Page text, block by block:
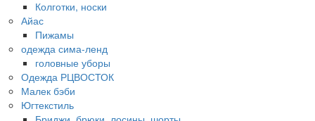
Колготки, носки
Айас
Пижамы
одежда сима-ленд
головные уборы
Одежда РЦВОСТОК
Малек бэби
Югтекстиль